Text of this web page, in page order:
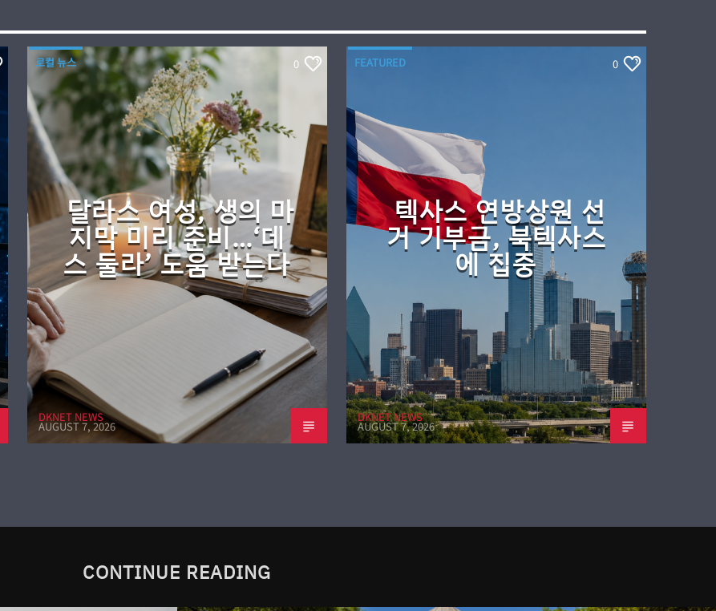
로컬 뉴스 0
달라스 여성, 생의 마
지막 미리 준비…‘데
스 둘라’ 도움 받는다
DKNET NEWS
AUGUST 7, 2026
FEATURED 0
텍사스 연방상원 선
거 기부금, 북텍사스
에 집중
DKNET NEWS
AUGUST 7, 2026
CONTINUE READING